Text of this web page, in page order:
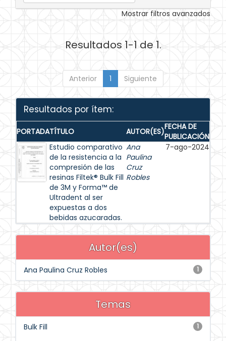
Mostrar filtros avanzados
Resultados 1-1 de 1.
Anterior 1 Siguiente
Resultados por ítem:
PORTADATÍTULO AUTOR(ES)FECHA DE
PUBLICACIÓN
Estudio comparativo
de la resistencia a la
compresión de las
resinas Filtek® Bulk Fill
de 3M y Forma™ de
Ultradent al ser
expuestas a dos
bebidas azucaradas.
Ana
Paulina
Cruz
Robles
7-ago-2024
Autor(es)
1
Ana Paulina Cruz Robles
Temas
1
Bulk Fill